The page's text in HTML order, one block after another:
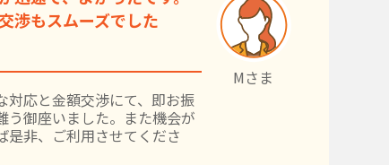
渉もスムーズでした
対応と金額交渉にて、即お振
う御座いました。また機会が
是非、ご利用させてくださ
Mさま